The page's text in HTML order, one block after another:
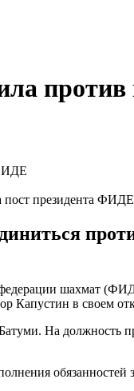
пост президента ФИДЕ
шахмат
Капустин в своем
На
обязанностей